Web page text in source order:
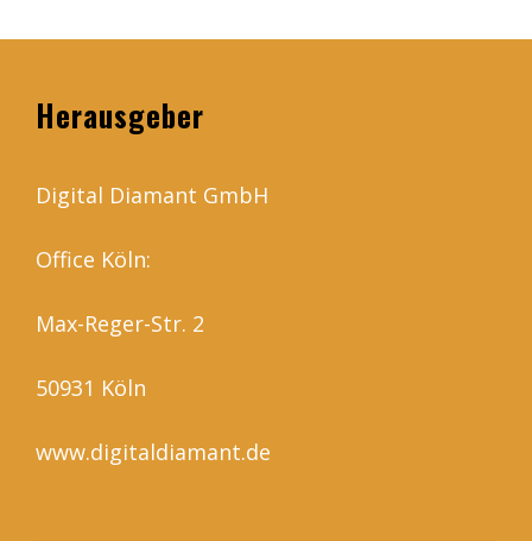
Herausgeber
Digital Diamant GmbH
Office Köln:
Max-Reger-Str. 2
50931 Köln
www.digitaldiamant.de